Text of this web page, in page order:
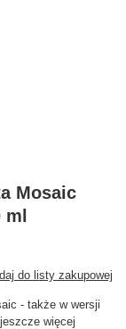
Mosaic
do listy zakupowej
- także w wersji
więcej